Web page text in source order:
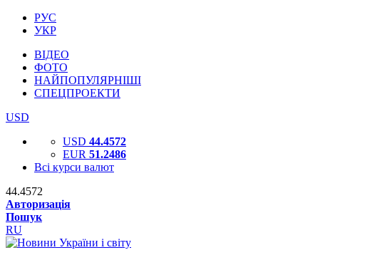
РУС
УКР
ВІДЕО
ФОТО
НАЙПОПУЛЯРНІШІ
СПЕЦПРОЕКТИ
USD
USD 44.4572
EUR 51.2486
Всі курси валют
44.4572
Авторизація
Пошук
RU